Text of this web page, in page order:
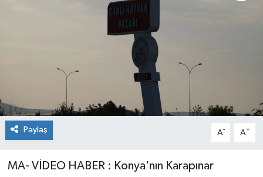
Paylaş A- A+
MA- VİDEO HABER : Konya'nın Karapınar